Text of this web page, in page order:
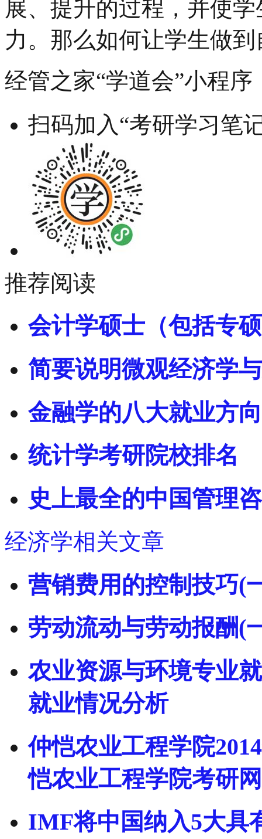
展、提升的过程，并使
力。那么如何让学生做
经管之家“学道会”小程序
扫码加入“考研学习笔
推荐阅读
会计学硕士（包括专
简要说明微观经济学
金融学的八大就业方
统计学考研院校排名
史上最全的中国管理
经济学相关文章
营销费用的控制技巧(
劳动流动与劳动报酬(
农业资源与环境专业
就业情况分析
仲恺农业工程学院
恺农业工程学院考研网
IMF将中国纳入5大具